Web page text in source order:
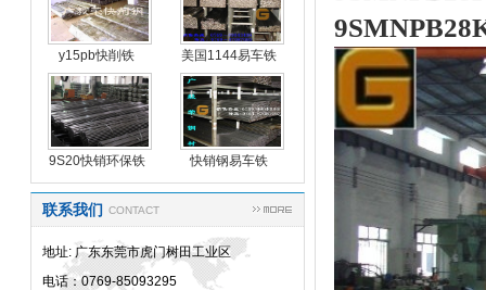
y15pb快削铁
y15p
美国1144易车铁
9S20快销环保铁 快销钢易车铁
联系我们 CONTACT
地址: 广东东莞市虎门树田工业区
电话：0769-85093295